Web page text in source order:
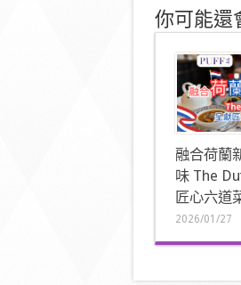
你可能還
融合荷蘭
味 The
匠心六道
2026/01/27